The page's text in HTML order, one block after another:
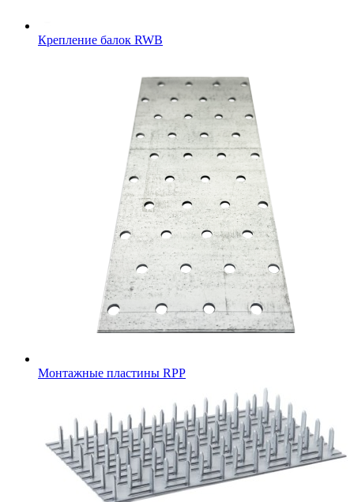
Крепление балок RWB
Монтажные пластины RPP